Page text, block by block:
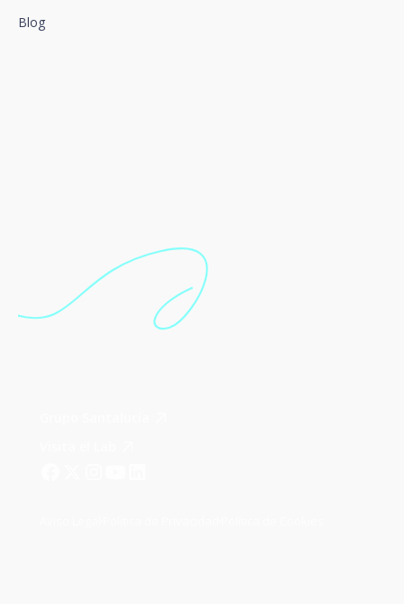
Blog